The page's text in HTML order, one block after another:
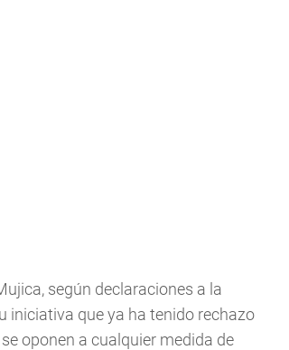
según declaraciones a la
iniciativa que ya ha tenido rechazo
oponen a cualquier medida de